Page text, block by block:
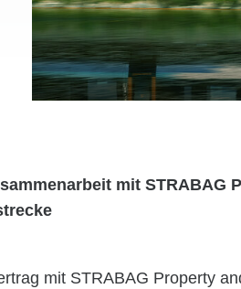
mit STRABAG
mit STRABAG Property